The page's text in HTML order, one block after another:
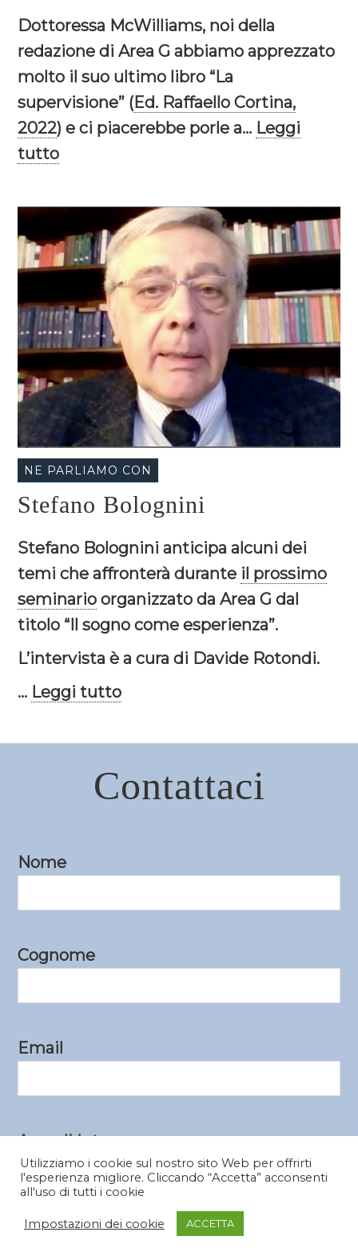
Dottoressa McWilliams, noi della
redazione di Area G abbiamo apprezzato
molto il suo ultimo libro “La
supervisione” (Ed. Raffaello Cortina,
2022) e ci piacerebbe porle a... Leggi
tutto
NE PARLIAMO CON
Stefano Bolognini
Stefano Bolognini anticipa alcuni dei
temi che affronterà durante il prossimo
seminario organizzato da Area G dal
titolo “Il sogno come esperienza”.
L’intervista è a cura di Davide Rotondi.
... Leggi tutto
Contattaci
Nome
Cognome
Email
Area di interesse
Il tuo messaggio
Utilizziamo i cookie sul nostro sito Web per offrirti
l'esperienza migliore. Cliccando “Accetta” acconsenti
all'uso di tutti i cookie
Impostazioni dei cookie ACCETTA